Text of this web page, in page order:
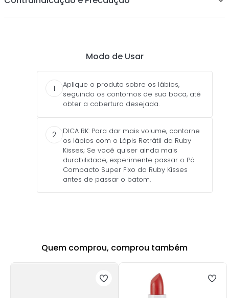
Modo de Usar
1
Aplique o produto sobre os lábios,
seguindo os contornos de sua boca, até
obter a cobertura desejada.
2
DICA RK: Para dar mais volume, contorne
os lábios com o Lápis Retrátil da Ruby
Kisses; Se você quiser ainda mais
durabilidade, experimente passar o Pó
Compacto Super Fixo da Ruby Kisses
antes de passar o batom.
Quem comprou, comprou também